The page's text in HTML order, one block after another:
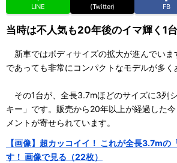
LINE (Twitter) FB
当時は不人気も20年後のイマ輝く1台
新車ではボディサイズの拡大が進んでいま
であっても非常にコンパクトなモデルが多く
その1台が、全長3.7mほどのサイズに3列
キー」です。販売から20年以上が経過した
メントが寄せられています。
【画像】超カッコイイ！ これが全長3.7mの
す！ 画像で見る（22枚）